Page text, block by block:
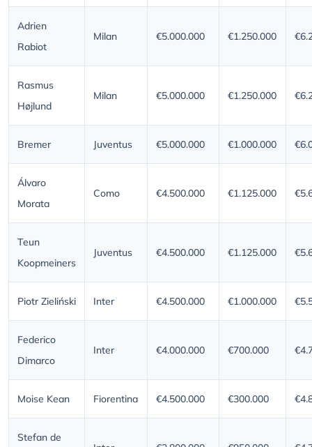
Adrien
Rabiot
Milan €5.000.000 €1.250.000
Rasmus
Højlund
Milan €5.000.000 €1.250.000
Bremer Juventus €5.000.000 €1.000.000
Álvaro
Morata
Como €4.500.000 €1.125.000
Teun
Koopmeiners
Juventus €4.500.000 €1.125.000
Piotr Zieliński Inter €4.500.000 €1.000.000
Federico
Dimarco
Inter €4.000.000 €700.000
Moise Kean Fiorentina €4.500.000 €300.000
Stefan de